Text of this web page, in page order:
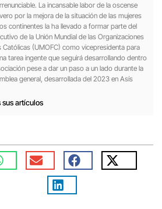
La incansable labor de la oscense
por la mejora de la situación de las mujeres
continentes la ha llevado a formar parte del
de la Unión Mundial de las Organizaciones
Católicas (UMOFC) como vicepresidenta para
tarea ingente que seguirá desarrollando dentro
pese a dar un paso a un lado durante la
general, desarrollada del 2023 en Asís
sus artículos